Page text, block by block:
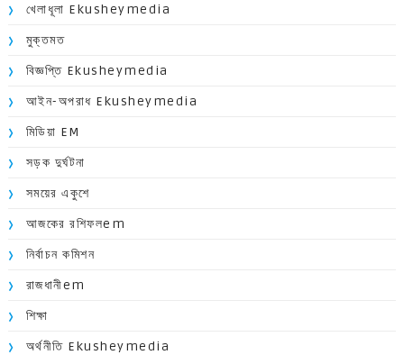
খেলাধূলা Ekusheymedia
মুক্তমত
বিজ্ঞপ্তি Ekusheymedia
আইন-অপরাধ Ekusheymedia
মিডিয়া EM
সড়ক দুর্ঘটনা
সময়ের একুশে
আজকের রশিফলem
নির্বাচন কমিশন
রাজধানীem
শিক্ষা
অর্থনীতি Ekusheymedia